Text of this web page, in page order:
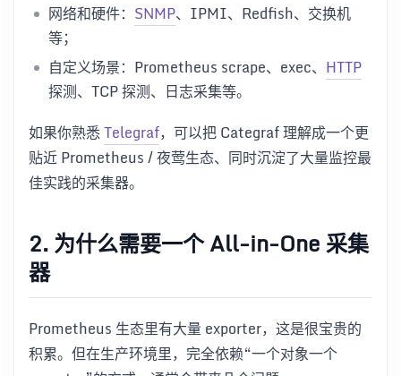
网络和硬件： SNMP、IPMI、Redfish、交换机
等；
自定义场景：Prometheus scrape、exec、 HTTP
探测、TCP 探测、日志采集等。
如果你熟悉Telegraf，可以把 Categraf 理解成一个更
贴近 Prometheus / 夜莺生态、同时沉淀了大量监控最
佳实践的采集器。
2. 为什么需要一个 All-in-One 采集
器
Prometheus 生态里有大量 exporter，这是很宝贵的
积累。但在生产环境里，完全依赖“一个对象一个